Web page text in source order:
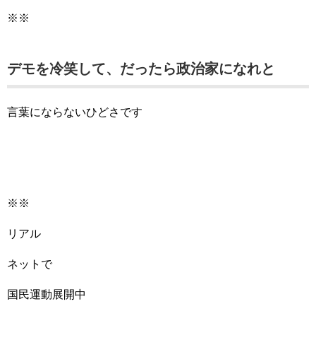
※※
デモを冷笑して、だったら政治家になれと
言葉にならないひどさです
※※
リアル
ネットで
国民運動展開中